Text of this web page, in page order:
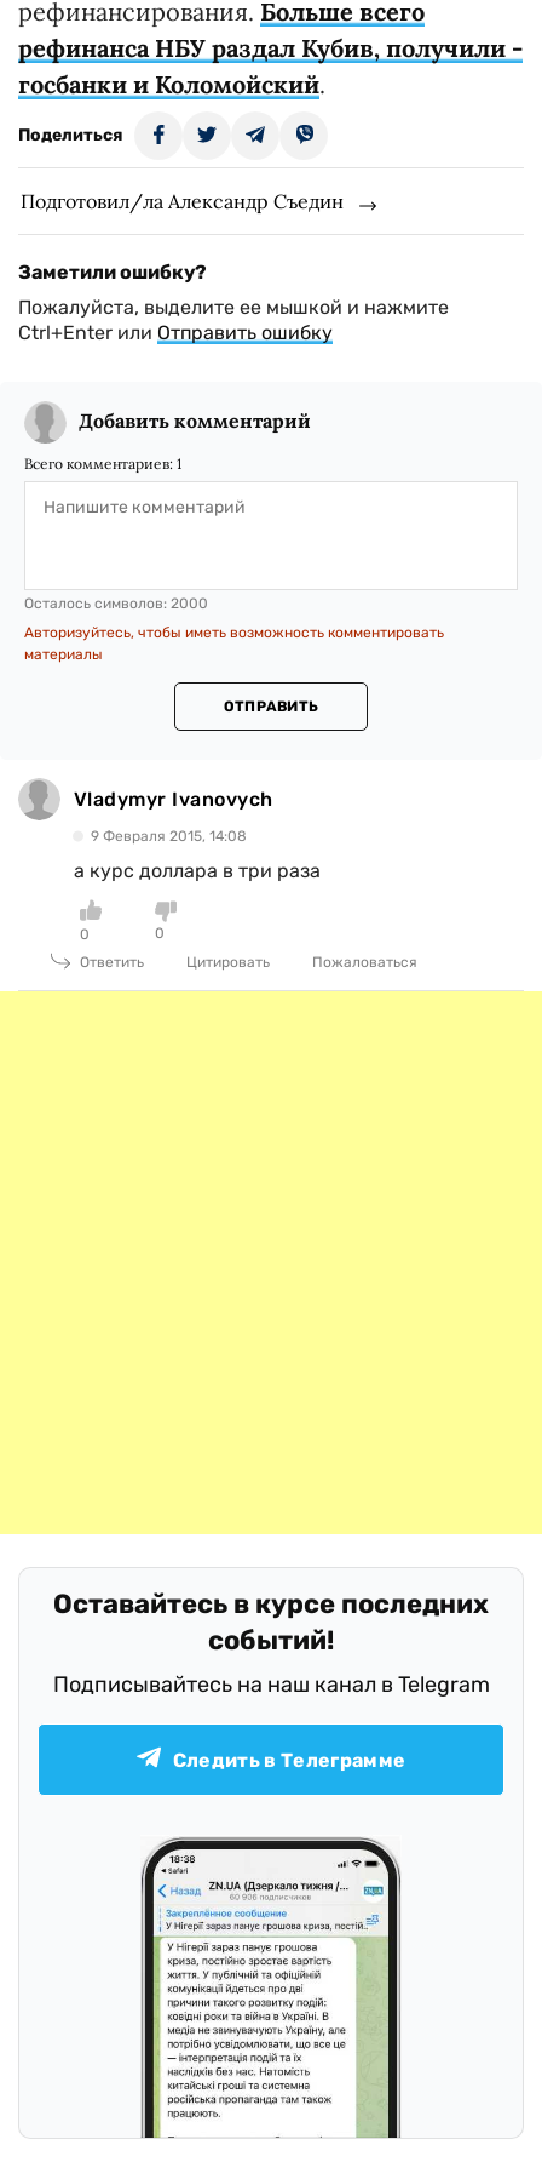
рефинансирования. Больше всего
рефинанса НБУ раздал Кубив, получили -
госбанки и Коломойский.
Поделиться
Подготовил/ла Александр Съедин
Заметили ошибку?
Пожалуйста, выделите ее мышкой и нажмите
Ctrl+Enter или Отправить ошибку
Добавить комментарий
Всего комментариев: 1
Осталось символов: 2000
Авторизуйтесь, чтобы иметь возможность комментировать
материалы
ОТПРАВИТЬ
Vladymyr Ivanovych
9 Февраля 2015, 14:08
а курс доллара в три раза
0
0
Ответить
Цитировать Пожаловаться
Оставайтесь в курсе последних
событий!
Подписывайтесь на наш канал в Telegram
Следить в Телеграмме